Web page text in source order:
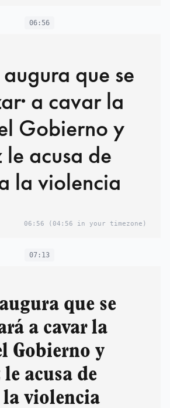
06:56
que se
a cavar la
Gobierno y
le acusa de
la violencia
06:56 (04:56 in your timezone)
07:13
que se
a cavar la
Gobierno y
le acusa de
la violencia